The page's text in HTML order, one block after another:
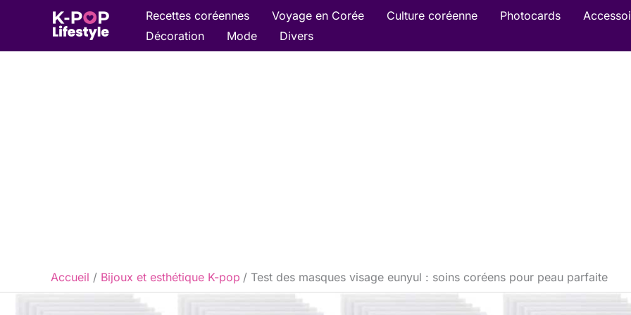
contenu
Recettes coréennes Voyage en Corée Culture coréenne Photocards
Décoration
Mode Divers
Accueil Bijoux et esthétique K-pop Test des masques visage eunyul : soins coréens pour peau parfaite